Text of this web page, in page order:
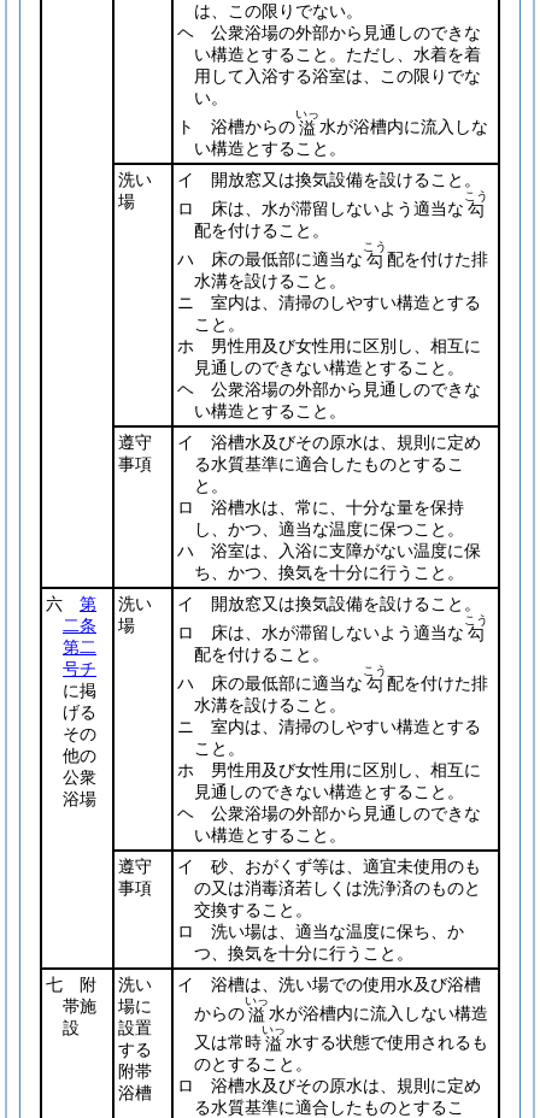
は、この限りでない。
ヘ 公衆浴場の外部から見通しのできな
い構造とすること。ただし、水着を着
用して入浴する浴室は、この限りでな
い。
ト 浴槽からの溢
いっ
水が浴槽内に流入しな
い構造とすること。
洗い
場
イ 開放窓又は換気設備を設けること。
ロ 床は、水が滞留しないよう適当な 勾
こう
配を付けること。
ハ 床の最低部に適当な 勾
こう
配を付けた排
水溝を設けること。
ニ 室内は、清掃のしやすい構造とする
こと。
ホ 男性用及び女性用に区別し、相互に
見通しのできない構造とすること。
ヘ 公衆浴場の外部から見通しのできな
い構造とすること。
遵守
事項
イ 浴槽水及びその原水は、規則に定め
る水質基準に適合したものとするこ
と。
ロ 浴槽水は、常に、十分な量を保持
し、かつ、適当な温度に保つこと。
ハ 浴室は、入浴に支障がない温度に保
ち、かつ、換気を十分に行うこと。
六 第
二条
第二
号チ
に掲
げる
その
他の
公衆
浴場
洗い
場
イ 開放窓又は換気設備を設けること。
ロ 床は、水が滞留しないよう適当な 勾
こう
配を付けること。
ハ 床の最低部に適当な 勾
こう
配を付けた排
水溝を設けること。
ニ 室内は、清掃のしやすい構造とする
こと。
ホ 男性用及び女性用に区別し、相互に
見通しのできない構造とすること。
ヘ 公衆浴場の外部から見通しのできな
い構造とすること。
遵守
事項
イ 砂、おがくず等は、適宜未使用のも
の又は消毒済若しくは洗浄済のものと
交換すること。
ロ 洗い場は、適当な温度に保ち、か
つ、換気を十分に行うこと。
七 附
帯施
設
洗い
場に
設置
する
附帯
浴槽
イ 浴槽は、洗い場での使用水及び浴槽
からの溢
いっ
水が浴槽内に流入しない構造
又は常時溢
いっ
水する状態で使用されるも
のとすること。
ロ 浴槽水及びその原水は、規則に定め
る水質基準に適合したものとするこ